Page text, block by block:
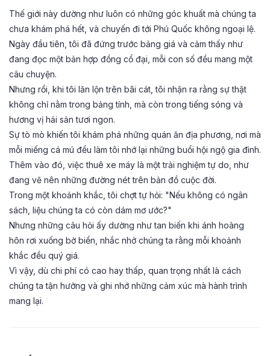
Thế giới này dường như luôn có những góc khuất mà chúng ta
chưa khám phá hết, và chuyến đi tới Phú Quốc không ngoại lệ.
Ngày đầu tiên, tôi đã đứng trước bảng giá và cảm thấy như
đang đọc một bản hợp đồng cổ đại, mỗi con số đều mang một
câu chuyện.
Nhưng rồi, khi tôi lăn lộn trên bãi cát, tôi nhận ra rằng sự thật
không chỉ nằm trong bảng tính, mà còn trong tiếng sóng và
hương vị hải sản tươi ngon.
Sự tò mò khiến tôi khám phá những quán ăn địa phương, nơi mà
mỗi miếng cá mú đều làm tôi nhớ lại những buổi hội ngộ gia đình.
Thêm vào đó, việc thuê xe máy là một trải nghiệm tự do, như
đang vẽ nên những đường nét trên bản đồ cuộc đời.
Trong một khoảnh khắc, tôi chợt tự hỏi: "Nếu không có ngân
sách, liệu chúng ta có còn dám mơ ước?"
Nhưng những câu hỏi ấy dường như tan biến khi ánh hoàng
hôn rơi xuống bờ biển, nhắc nhở chúng ta rằng mỗi khoảnh
khắc đều quý giá.
Vì vậy, dù chi phí có cao hay thấp, quan trọng nhất là cách
chúng ta tận hưởng và ghi nhớ những cảm xúc mà hành trình
mang lại.